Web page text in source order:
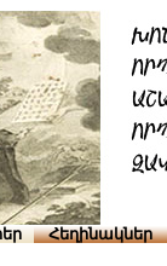
Հեղինակներ